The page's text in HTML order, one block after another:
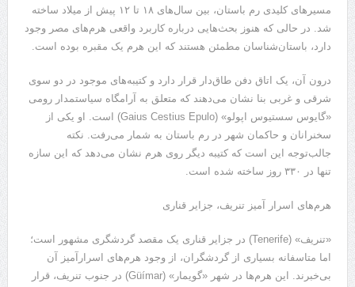
مسیرهای کلیدی رم باستان، بین سال‌های ۱۸ تا ۱۲ پیش از میلاد ساخته
شد. در حالی که هنوز بحث‌هایی درباره کاربرد واقعی هرم‌های مصر وجود
دارد، باستان‌شناسان مطمئن هستند که این هرم یک مقبره بوده است.
درون آن، یک اتاق دفن طاق‌دار قرار دارد و کتیبه‌های موجود در دو سوی
شرقی و غربی بنا نشان می‌دهند که متعلق به آرامگاه سیاستمدار رومی
«گایوس سستیوس اپولو» (Gaius Cestius Epulo) است. او یکی از
سخنرانان و حاکمان شهر در رم باستان به شمار می‌رفت. نکته
جالب‌توجه این است که کتیبه‌ دیگر روی هرم نشان می‌دهد که این سازه
تنها در ۳۳۰ روز ساخته شده است.
هرم‌های اسرار آمیز تنریف، جزایر قناری
«تنریف» (Tenerife) در جزایر قناری یک مقصد گردشگری مشهور است؛
اما متاسفانه بسیاری از گردشگران، از وجود هرم‌های اسرارآمیز آن
بی‌خبرند. این هرم‌ها در شهر «گویمار» (Güímar) در جنوب تنریف، قرار